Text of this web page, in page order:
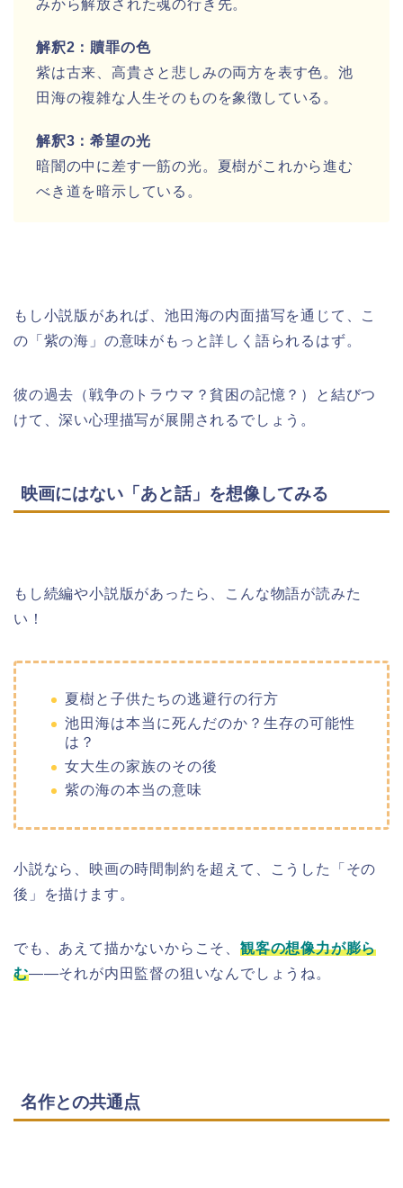
みから解放された魂の行き先。
解釈2：贖罪の色
紫は古来、高貴さと悲しみの両方を表す色。池
田海の複雑な人生そのものを象徴している。
解釈3：希望の光
暗闇の中に差す一筋の光。夏樹がこれから進む
べき道を暗示している。
もし小説版があれば、池田海の内面描写を通じて、こ
の「紫の海」の意味がもっと詳しく語られるはず。
彼の過去（戦争のトラウマ？貧困の記憶？）と結びつ
けて、深い心理描写が展開されるでしょう。
映画にはない「あと話」を想像してみる
もし続編や小説版があったら、こんな物語が読みた
い！
夏樹と子供たちの逃避行の行方
池田海は本当に死んだのか？生存の可能性
は？
女大生の家族のその後
紫の海の本当の意味
小説なら、映画の時間制約を超えて、こうした「その
後」を描けます。
でも、あえて描かないからこそ、 観客の想像力が膨ら
む――それが内田監督の狙いなんでしょうね。
名作との共通点